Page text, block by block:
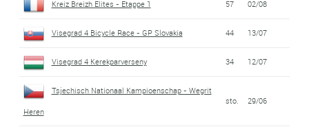
Kreiz Breizh Elites - Etappe 1 57 02/08
Visegrad 4 Bicycle Race - GP Slovakia 44 13/07
Visegrad 4 Kerekparverseny 34 12/07
Tsjechisch Nationaal Kampioenschap - Wegrit
Heren
sto. 29/06